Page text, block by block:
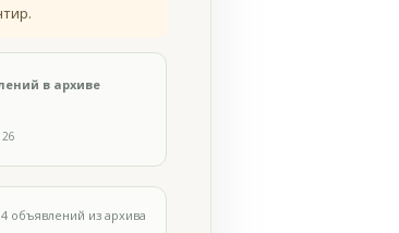
в архиве
объявлений из архива